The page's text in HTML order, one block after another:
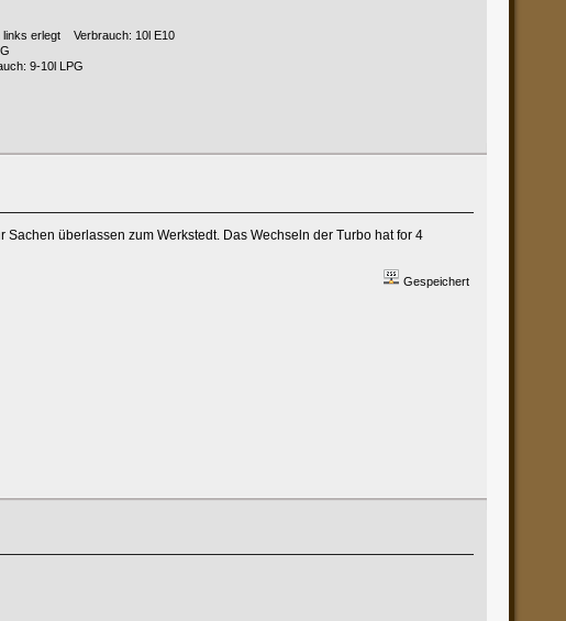
links erlegt Verbrauch: 10l E10
9-10l LPG
überlassen zum Werkstedt. Das Wechseln der Turbo hat for 4
Gespeichert